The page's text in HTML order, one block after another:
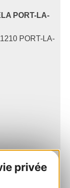
privée
PORT-LA-
PORT-LA-